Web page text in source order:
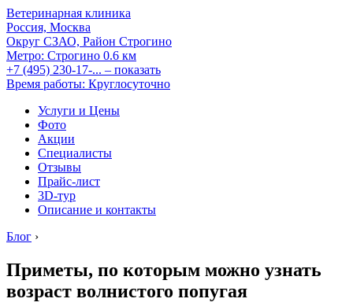
Ветеринарная клиника
Россия, Москва
Округ СЗАО, Район Строгино
Метро: Строгино 0.6 км
+7 (495) 230-17-... – показать
Время работы: Круглосуточно
Услуги и Цены
Фото
Акции
Специалисты
Отзывы
Прайс-лист
3D-тур
Описание и контакты
Блог ›
Приметы, по которым можно узнать
возраст волнистого попугая